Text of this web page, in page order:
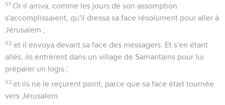
51 Or il arriva, comme les jours de son assomption
s'accomplissaient, qu'il dressa sa face résolument pour aller à
Jérusalem ;
52 et il envoya devant sa face des messagers. Et s'en étant
allés, ils entrèrent dans un village de Samaritains pour lui
préparer un logis ;
53 et ils ne le reçurent point, parce que sa face était tournée
vers Jérusalem.